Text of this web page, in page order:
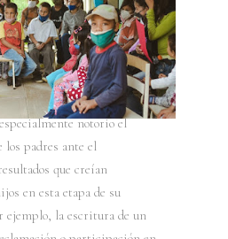
han realizado
logrado mejorar el nivel de
con la educación de sus
el incremento de la
de sus
notorio el
los padres ante el
que creían
en esta etapa de su
ejemplo, la escritura de un